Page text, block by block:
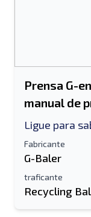
Prensa G-
manual de
Ligue para
Fabricante
G-Baler
traficante
Recycling